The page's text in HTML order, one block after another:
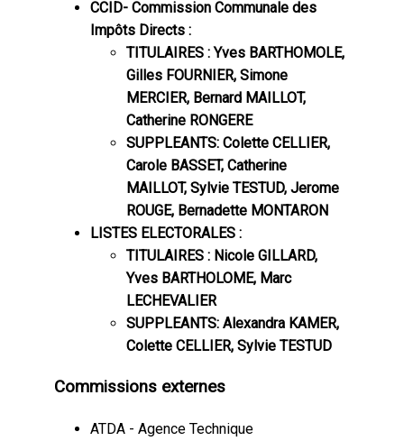
CCID- Commission Communale des
Impôts Directs :
TITULAIRES : Yves BARTHOMOLE,
Gilles FOURNIER, Simone
MERCIER, Bernard MAILLOT,
Catherine RONGERE
SUPPLEANTS: Colette CELLIER,
Carole BASSET, Catherine
MAILLOT, Sylvie TESTUD, Jerome
ROUGE, Bernadette MONTARON
LISTES ELECTORALES :
TITULAIRES : Nicole GILLARD,
Yves BARTHOLOME, Marc
LECHEVALIER
SUPPLEANTS: Alexandra KAMER,
Colette CELLIER, Sylvie TESTUD
Commissions externes
ATDA - Agence Technique